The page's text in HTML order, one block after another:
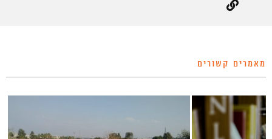
מאמרים קשורים